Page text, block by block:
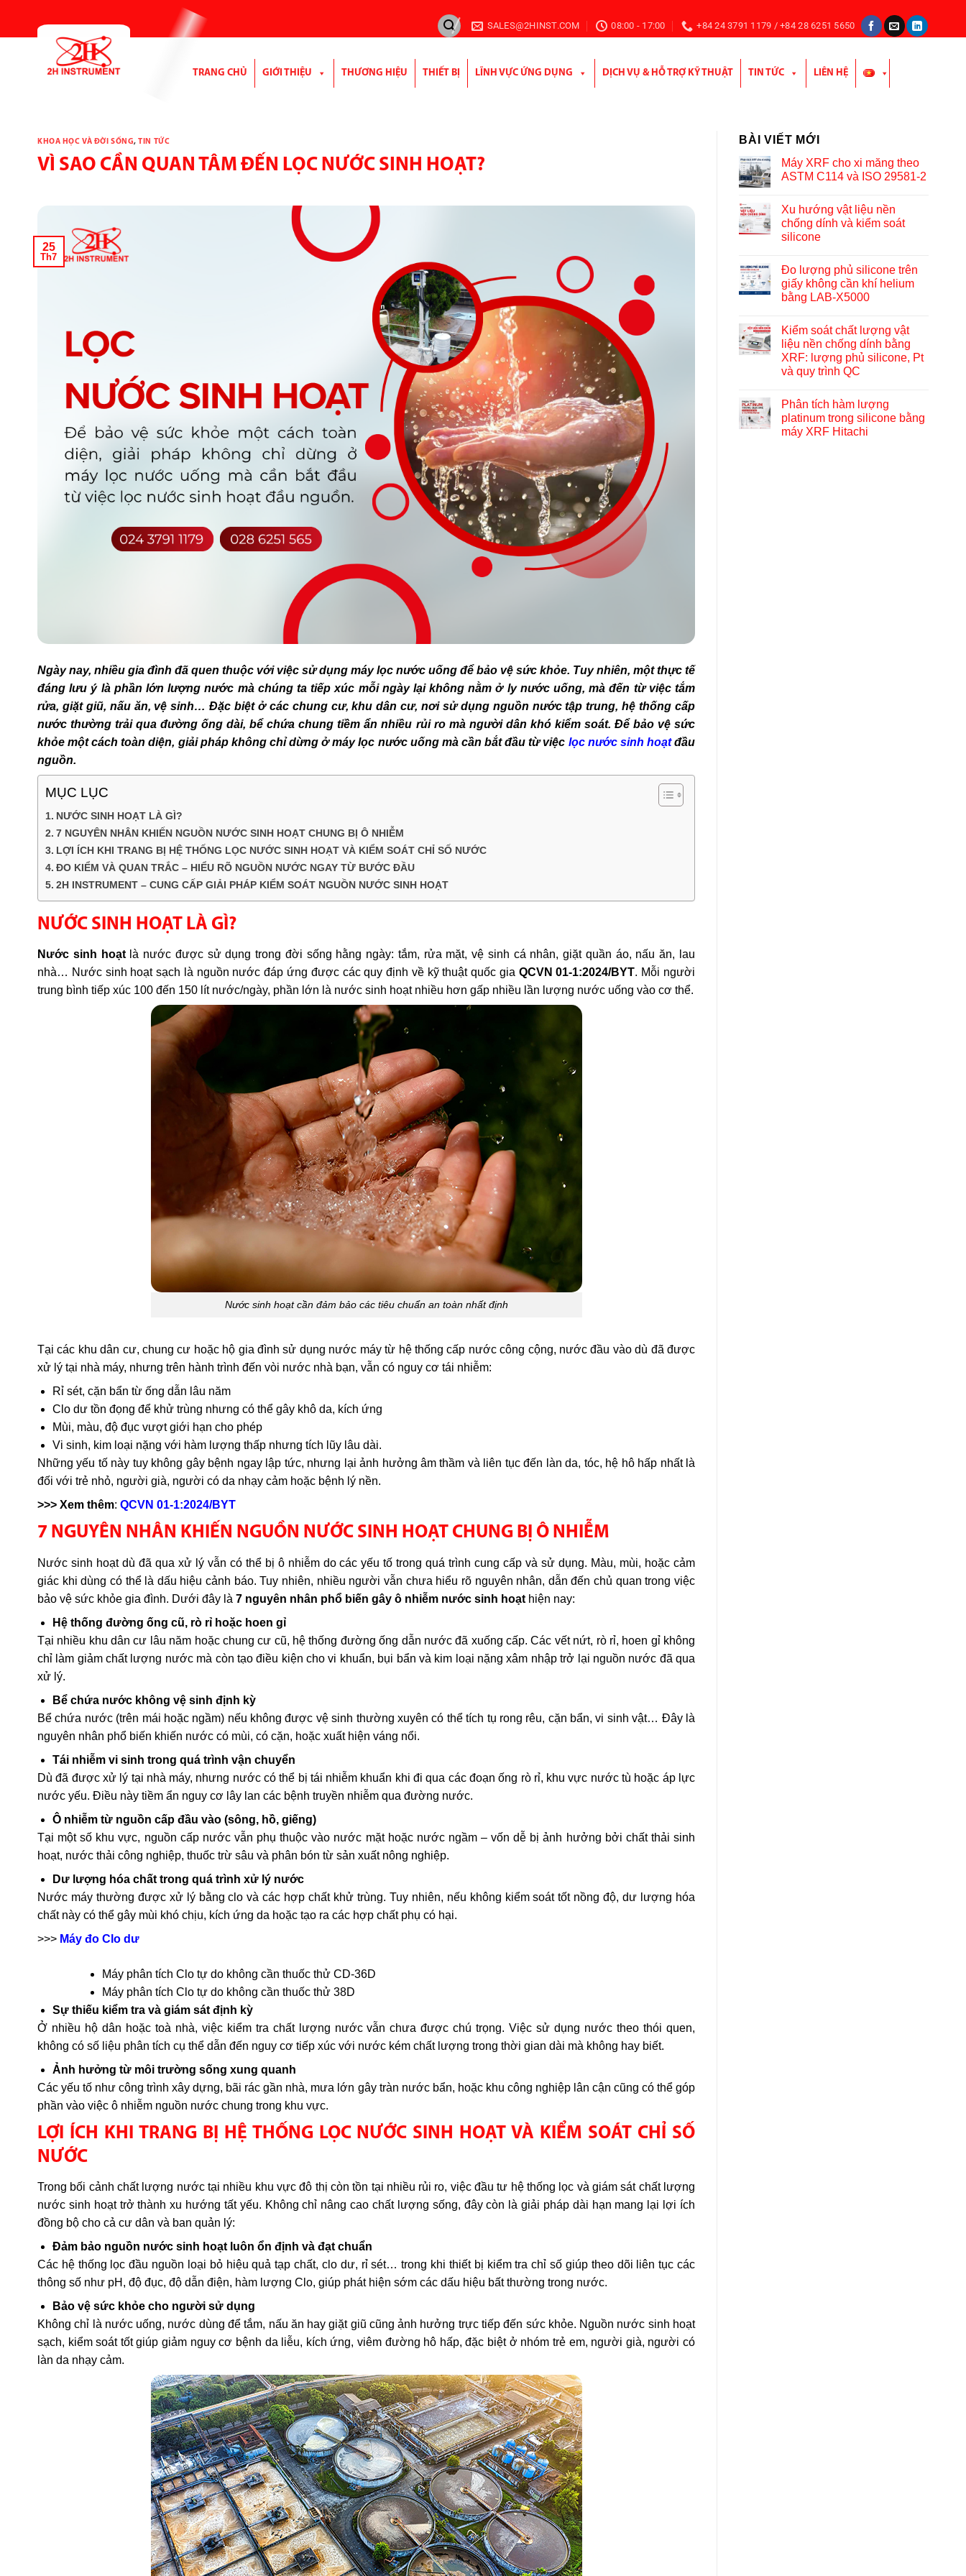
SALES@2HINST.COM 08:00 - 17:00 +84 24 3791 1179 / +84 28 6251 5650
TRANG CHỦ GIỚI THIỆU THƯƠNG HIỆU THIẾT BỊ LĨNH VỰC ỨNG DỤNG DỊCH VỤ & HỖ TRỢ KỸ THUẬT TIN TỨC LIÊN HỆ
KHOA HỌC VÀ ĐỜI SỐNG,TIN TỨC
VÌ SAO CẦN QUAN TÂM ĐẾN LỌC NƯỚC SINH HOẠT?
25
Th7
Ngày nay, nhiều gia đình đã quen thuộc với việc sử dụng máy lọc nước uống để bảo vệ sức khỏe. Tuy nhiên, một thực tế
đáng lưu ý là phần lớn lượng nước mà chúng ta tiếp xúc mỗi ngày lại không nằm ở ly nước uống, mà đến từ việc tắm
rửa, giặt giũ, nấu ăn, vệ sinh… Đặc biệt ở các chung cư, khu dân cư, nơi sử dụng nguồn nước tập trung, hệ thống cấp
nước thường trải qua đường ống dài, bể chứa chung tiềm ẩn nhiều rủi ro mà người dân khó kiểm soát. Để bảo vệ sức
khỏe một cách toàn diện, giải pháp không chỉ dừng ở máy lọc nước uống mà cần bắt đầu từ việc lọc nước sinh hoạtđầu
nguồn.
MỤC LỤC
NƯỚC SINH HOẠT LÀ GÌ?
7 NGUYÊN NHÂN KHIẾN NGUỒN NƯỚC SINH HOẠT CHUNG BỊ Ô NHIỄM
LỢI ÍCH KHI TRANG BỊ HỆ THỐNG LỌC NƯỚC SINH HOẠT VÀ KIỂM SOÁT CHỈ SỐ NƯỚC
ĐO KIỂM VÀ QUAN TRẮC – HIỂU RÕ NGUỒN NƯỚC NGAY TỪ BƯỚC ĐẦU
2H INSTRUMENT – CUNG CẤP GIẢI PHÁP KIỂM SOÁT NGUỒN NƯỚC SINH HOẠT
NƯỚC SINH HOẠT LÀ GÌ?
Nước sinh hoạtlà nước được sử dụng trong đời sống hằng ngày: tắm, rửa mặt, vệ sinh cá nhân, giặt quần áo, nấu ăn, lau
nhà… Nước sinh hoạt sạch là nguồn nước đáp ứng được các quy định về kỹ thuật quốc gia QCVN 01-1:2024/BYT. Mỗi người
trung bình tiếp xúc 100 đến 150 lít nước/ngày, phần lớn là nước sinh hoạt nhiều hơn gấp nhiều lần lượng nước uống vào cơ thể.
Nước sinh hoạt cần đảm bảo các tiêu chuẩn an toàn nhất định
Tại các khu dân cư, chung cư hoặc hộ gia đình sử dụng nước máy từ hệ thống cấp nước công cộng, nước đầu vào dù đã được
xử lý tại nhà máy, nhưng trên hành trình đến vòi nước nhà bạn, vẫn có nguy cơ tái nhiễm:
Rỉ sét, cặn bẩn từ ống dẫn lâu năm
Clo dư tồn đọng để khử trùng nhưng có thể gây khô da, kích ứng
Mùi, màu, độ đục vượt giới hạn cho phép
Vi sinh, kim loại nặng với hàm lượng thấp nhưng tích lũy lâu dài.
Những yếu tố này tuy không gây bệnh ngay lập tức, nhưng lại ảnh hưởng âm thầm và liên tục đến làn da, tóc, hệ hô hấp nhất là
đối với trẻ nhỏ, người già, người có da nhạy cảm hoặc bệnh lý nền.
>>> Xem thêm: QCVN 01-1:2024/BYT
7 NGUYÊN NHÂN KHIẾN NGUỒN NƯỚC SINH HOẠT CHUNG BỊ Ô NHIỄM
Nước sinh hoạt dù đã qua xử lý vẫn có thể bị ô nhiễm do các yếu tố trong quá trình cung cấp và sử dụng. Màu, mùi, hoặc cảm
giác khi dùng có thể là dấu hiệu cảnh báo. Tuy nhiên, nhiều người vẫn chưa hiểu rõ nguyên nhân, dẫn đến chủ quan trong việc
bảo vệ sức khỏe gia đình. Dưới đây là 7 nguyên nhân phổ biến gây ô nhiễm nước sinh hoạt hiện nay:
Hệ thống đường ống cũ, rò rỉ hoặc hoen gỉ
Tại nhiều khu dân cư lâu năm hoặc chung cư cũ, hệ thống đường ống dẫn nước đã xuống cấp. Các vết nứt, rò rỉ, hoen gỉ không
chỉ làm giảm chất lượng nước mà còn tạo điều kiện cho vi khuẩn, bụi bẩn và kim loại nặng xâm nhập trở lại nguồn nước đã qua
xử lý.
Bể chứa nước không vệ sinh định kỳ
Bể chứa nước (trên mái hoặc ngầm) nếu không được vệ sinh thường xuyên có thể tích tụ rong rêu, cặn bẩn, vi sinh vật… Đây là
nguyên nhân phổ biến khiến nước có mùi, có cặn, hoặc xuất hiện váng nổi.
Tái nhiễm vi sinh trong quá trình vận chuyển
Dù đã được xử lý tại nhà máy, nhưng nước có thể bị tái nhiễm khuẩn khi đi qua các đoạn ống rò rỉ, khu vực nước tù hoặc áp lực
nước yếu. Điều này tiềm ẩn nguy cơ lây lan các bệnh truyền nhiễm qua đường nước.
Ô nhiễm từ nguồn cấp đầu vào (sông, hồ, giếng)
Tại một số khu vực, nguồn cấp nước vẫn phụ thuộc vào nước mặt hoặc nước ngầm – vốn dễ bị ảnh hưởng bởi chất thải sinh
hoạt, nước thải công nghiệp, thuốc trừ sâu và phân bón từ sản xuất nông nghiệp.
Dư lượng hóa chất trong quá trình xử lý nước
Nước máy thường được xử lý bằng clo và các hợp chất khử trùng. Tuy nhiên, nếu không kiểm soát tốt nồng độ, dư lượng hóa
chất này có thể gây mùi khó chịu, kích ứng da hoặc tạo ra các hợp chất phụ có hại.
>>> Máy đo Clo dư
Máy phân tích Clo tự do không cần thuốc thử CD-36D
Máy phân tích Clo tự do không cần thuốc thử 38D
Sự thiếu kiểm tra và giám sát định kỳ
Ở nhiều hộ dân hoặc toà nhà, việc kiểm tra chất lượng nước vẫn chưa được chú trọng. Việc sử dụng nước theo thói quen,
không có số liệu phân tích cụ thể dẫn đến nguy cơ tiếp xúc với nước kém chất lượng trong thời gian dài mà không hay biết.
Ảnh hưởng từ môi trường sống xung quanh
Các yếu tố như công trình xây dựng, bãi rác gần nhà, mưa lớn gây tràn nước bẩn, hoặc khu công nghiệp lân cận cũng có thể góp
phần vào việc ô nhiễm nguồn nước chung trong khu vực.
LỢI ÍCH KHI TRANG BỊ HỆ THỐNG LỌC NƯỚC SINH HOẠT VÀ KIỂM SOÁT CHỈ SỐ
NƯỚC
Trong bối cảnh chất lượng nước tại nhiều khu vực đô thị còn tồn tại nhiều rủi ro, việc đầu tư hệ thống lọc và giám sát chất lượng
nước sinh hoạt trở thành xu hướng tất yếu. Không chỉ nâng cao chất lượng sống, đây còn là giải pháp dài hạn mang lại lợi ích
đồng bộ cho cả cư dân và ban quản lý:
Đảm bảo nguồn nước sinh hoạt luôn ổn định và đạt chuẩn
Các hệ thống lọc đầu nguồn loại bỏ hiệu quả tạp chất, clo dư, rỉ sét… trong khi thiết bị kiểm tra chỉ số giúp theo dõi liên tục các
thông số như pH, độ đục, độ dẫn điện, hàm lượng Clo, giúp phát hiện sớm các dấu hiệu bất thường trong nước.
Bảo vệ sức khỏe cho người sử dụng
Không chỉ là nước uống, nước dùng để tắm, nấu ăn hay giặt giũ cũng ảnh hưởng trực tiếp đến sức khỏe. Nguồn nước sinh hoạt
sạch, kiểm soát tốt giúp giảm nguy cơ bệnh da liễu, kích ứng, viêm đường hô hấp, đặc biệt ở nhóm trẻ em, người già, người có
làn da nhạy cảm.
BÀI VIẾT MỚI
Máy XRF cho xi măng theo
ASTM C114 và ISO 29581-2
Xu hướng vật liệu nền
chống dính và kiểm soát
silicone
Đo lượng phủ silicone trên
giấy không cần khí helium
bằng LAB-X5000
Kiểm soát chất lượng vật
liệu nền chống dính bằng
XRF: lượng phủ silicone, Pt
và quy trình QC
Phân tích hàm lượng
platinum trong silicone bằng
máy XRF Hitachi